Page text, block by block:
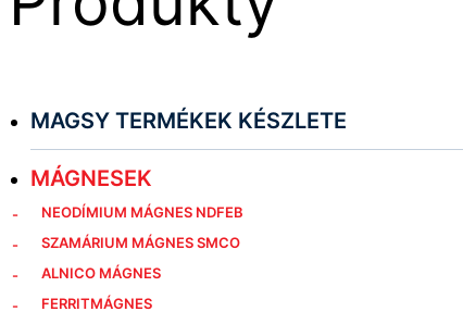
MAGSY TERMÉKEK KÉSZLETE
MÁGNESEK
NEODÍMIUM MÁGNES NDFEB
SZAMÁRIUM MÁGNES SMCO
ALNICO MÁGNES
FERRITMÁGNES